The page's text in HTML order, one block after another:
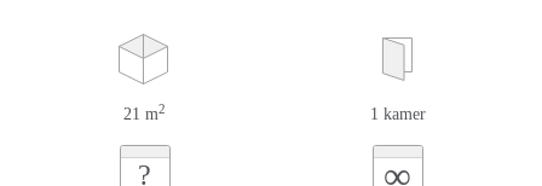
21 m2 1 kamer
? ∞